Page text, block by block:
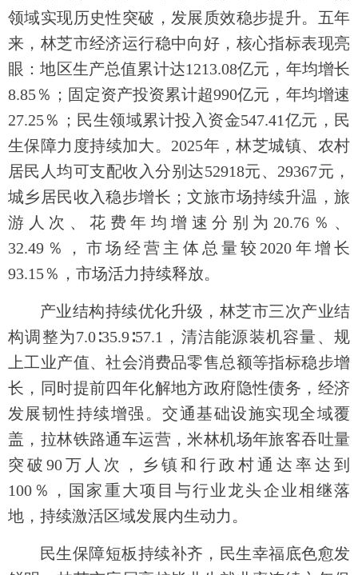
领域实现历史性突破，发展质效稳步提升。五年
来，林芝市经济运行稳中向好，核心指标表现亮
眼：地区生产总值累计达1213.08亿元，年均增长
8.85％；固定资产投资累计超990亿元，年均增速
27.25％；民生领域累计投入资金547.41亿元，民
生保障力度持续加大。2025年，林芝城镇、农村
居民人均可支配收入分别达52918元、29367元，
城乡居民收入稳步增长；文旅市场持续升温，旅
游人次、花费年均增速分别为20.76％、
32.49％，市场经营主体总量较2020年增长
93.15％，市场活力持续释放。
产业结构持续优化升级，林芝市三次产业结
构调整为7.0∶35.9∶57.1，清洁能源装机容量、规
上工业产值、社会消费品零售总额等指标稳步增
长，同时提前四年化解地方政府隐性债务，经济
发展韧性持续增强。交通基础设施实现全域覆
盖，拉林铁路通车运营，米林机场年旅客吞吐量
突破90万人次，乡镇和行政村通达率达到
100％，国家重大项目与行业龙头企业相继落
地，持续激活区域发展内生动力。
民生保障短板持续补齐，民生幸福底色愈发